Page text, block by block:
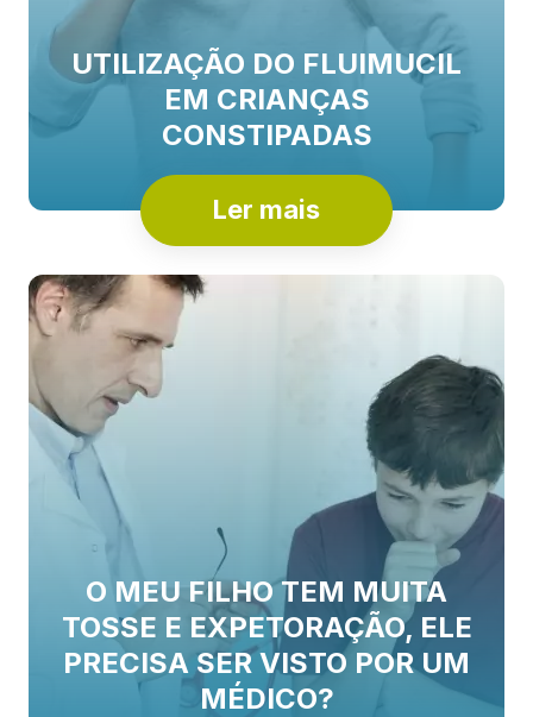
UTILIZAÇÃO DO FLUIMUCIL
EM CRIANÇAS
CONSTIPADAS
Ler mais
O MEU FILHO TEM MUITA
TOSSE E EXPETORAÇÃO, ELE
PRECISA SER VISTO POR UM
MÉDICO?